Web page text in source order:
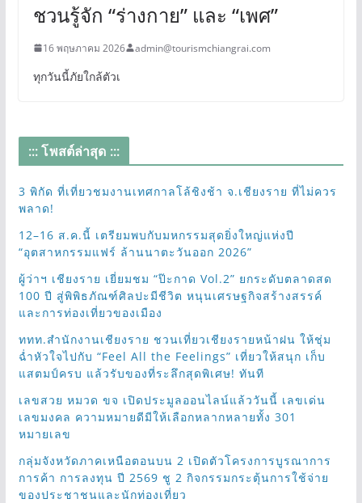
ชวนรู้จัก “ร่างกาย” และ “เพศ”
16 พฤษภาคม 2026 admin@tourismchiangrai.com
ทุกวันนี้ภัยใกล้ตัวเ
::: โพสต์ล่าสุด :::
3 พิกัด ที่เที่ยวชมงานเทศกาลโล้ชิงช้า จ.เชียงราย ที่ไม่ควร
พลาด!
12–16 ส.ค.นี้ เตรียมพบกับมหกรรมสุดยิ่งใหญ่แห่งปี
“อุตสาหกรรมแฟร์ ล้านนาตะวันออก 2026”
ผู้ว่าฯ เชียงราย เยี่ยมชม “ป๊ะกาด Vol.2” ยกระดับตลาดสด
100 ปี สู่พิพิธภัณฑ์ศิลปะมีชีวิต หนุนเศรษฐกิจสร้างสรรค์
และการท่องเที่ยวของเมือง
ททท.สำนักงานเชียงราย ชวนเที่ยวเชียงรายหน้าฝน ให้ชุ่ม
ฉ่ำหัวใจไปกับ “Feel All the Feelings” เที่ยวให้สนุก เก็บ
แสตมป์ครบ แล้วรับของที่ระลึกสุดพิเศษ! ทันที
เลขสวย หมวด ขจ เปิดประมูลออนไลน์แล้ววันนี้ เลขเด่น
เลขมงคล ความหมายดีมีให้เลือกหลากหลายทั้ง 301
หมายเลข
กลุ่มจังหวัดภาคเหนือตอนบน 2 เปิดตัวโครงการบูรณาการ
การค้า การลงทุน ปี 2569 ชู 2 กิจกรรมกระตุ้นการใช้จ่าย
ของประชาชนและนักท่องเที่ยว